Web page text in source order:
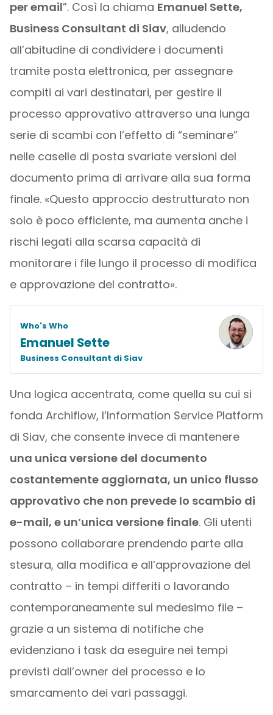
per email”. Così la chiama Emanuel Sette,
Business Consultant di Siav, alludendo
all’abitudine di condividere i documenti
tramite posta elettronica, per assegnare
compiti ai vari destinatari, per gestire il
processo approvativo attraverso una lunga
serie di scambi con l’effetto di “seminare”
nelle caselle di posta svariate versioni del
documento prima di arrivare alla sua forma
finale. «Questo approccio destrutturato non
solo è poco efficiente, ma aumenta anche i
rischi legati alla scarsa capacità di
monitorare i file lungo il processo di modifica
e approvazione del contratto».
Who's Who
Emanuel Sette
Business Consultant di Siav
Una logica accentrata, come quella su cui si
fonda Archiflow, l’Information Service Platform
di Siav, che consente invece di mantenere
una unica versione del documento
costantemente aggiornata, un unico flusso
approvativo che non prevede lo scambio di
e-mail, e un’unica versione finale. Gli utenti
possono collaborare prendendo parte alla
stesura, alla modifica e all’approvazione del
contratto – in tempi differiti o lavorando
contemporaneamente sul medesimo file –
grazie a un sistema di notifiche che
evidenziano i task da eseguire nei tempi
previsti dall’owner del processo e lo
smarcamento dei vari passaggi.